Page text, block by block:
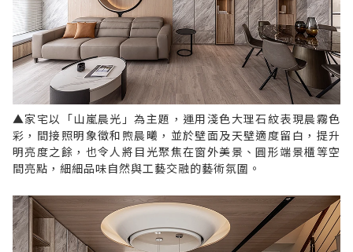
▲家宅以「山嵐晨光」為主題，運用淺色大理石紋表現晨霧色
彩，間接照明象徵和煦晨曦，並於壁面及天壁適度留白，提升
明亮度之餘，也令人將目光聚焦在窗外美景、圓形端景櫃等空
間亮點，細細品味自然與工藝交融的藝術氛圍。